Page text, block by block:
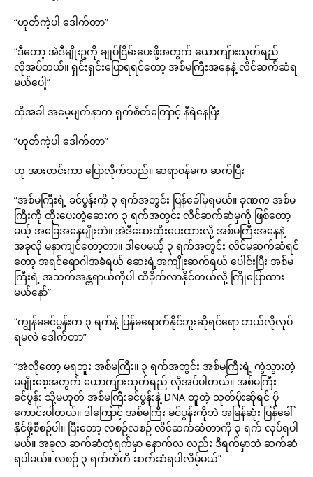
“ဟုတ်ကဲ့ပါ ဒေါက်တာ”
“ဒီတော့ အဲဒီမျိုးဥကို ချုပ်ငြိမ်းပေးဖို့အတွက် ယောကျ်ားသုတ်ရည်
လိုအပ်တယ်။ ရှင်းရှင်းပြောရရင်တော့ အစ်မကြီးအနေနဲ့ လိင်ဆက်ဆံရ
မယ်ပေါ့”
ထိုအခါ အမေ့မျက်နှာက ရှက်စိတ်ကြောင့် နီရဲနေပြီး
“ဟုတ်ကဲ့ပါ ဒေါက်တာ”
ဟု အားတင်းကာ ပြောလိုက်သည်။ ဆရာဝန်မက ဆက်ပြီး
“အစ်မကြီးရဲ့ ခင်ပွန်းကို ၃ ရက်အတွင်း ပြန်ခေါ်မှရမယ်။ ခုဏက အစ်မ
ကြီးကို ထိုးပေးတဲ့ဆေးက ၃ ရက်အတွင်း လိင်ဆက်ဆံမှကို ဖြစ်တော့
မယ့် အခြေအနေမျိုးဘဲ။ အဲဒီဆေးထိုးပေးထားလို့ အစ်မကြီးအနေနဲ့
အခုလို မနာကျင်တော့တာ။ ဒါပေမယ့် ၃ ရက်အတွင်း လိင်မဆက်ဆံရင်
တော့ အရင်ရောဂါအခံရယ် ဆေးရဲ့အကျိုးဆက်ရယ် ပေါင်းပြီး အစ်မ
ကြီးရဲ့ အသက်အန္တရာယ်ကိုပါ ထိခိုက်လာနိုင်တယ်လို့ ကြိုပြောထား
မယ်နော်”
“ကျွန်မခင်ပွန်းက ၃ ရက်နဲ့ ပြန်မရောက်နိုင်ဘူးဆိုရင်ရော ဘယ်လိုလုပ်
ရမလဲ ဒေါက်တာ”
“အဲလိုတော့ မရဘူး အစ်မကြီး။ ၃ ရက်အတွင်း အစ်မကြီးရဲ့ ကွဲသွားတဲ့
မမျိုးစေ့အတွက် ယောကျ်ားသုတ်ရည် လိုအပ်ပါတယ်။ အစ်မကြီး
ခင်ပွန်း သို့မဟုတ် အစ်မကြီးခင်ပွန်းနဲ့ DNA တူတဲ့ သုတ်ပိုးဆိုရင် ပို
ကောင်းပါတယ်။ ဒါကြောင့် အစ်မကြီး ခင်ပွန်းကိုဘဲ အမြန်ဆုံး ပြန်ခေါ်
နိုင်ဖို့စီစဉ်ပါ။ ပြီးတော့ လစဉ်လစဉ် လိင်ဆက်ဆံတာကို ၃ ရက် လုပ်ရပါ
မယ်။ အခုလ ဆက်ဆံတဲ့ရက်မှာ နောက်လ လည်း ဒီရက်မှာဘဲ ဆက်ဆံ
ရပါမယ်။ လစဉ် ၃ ရက်တိတိ ဆက်ဆံရပါလိမ့်မယ်”